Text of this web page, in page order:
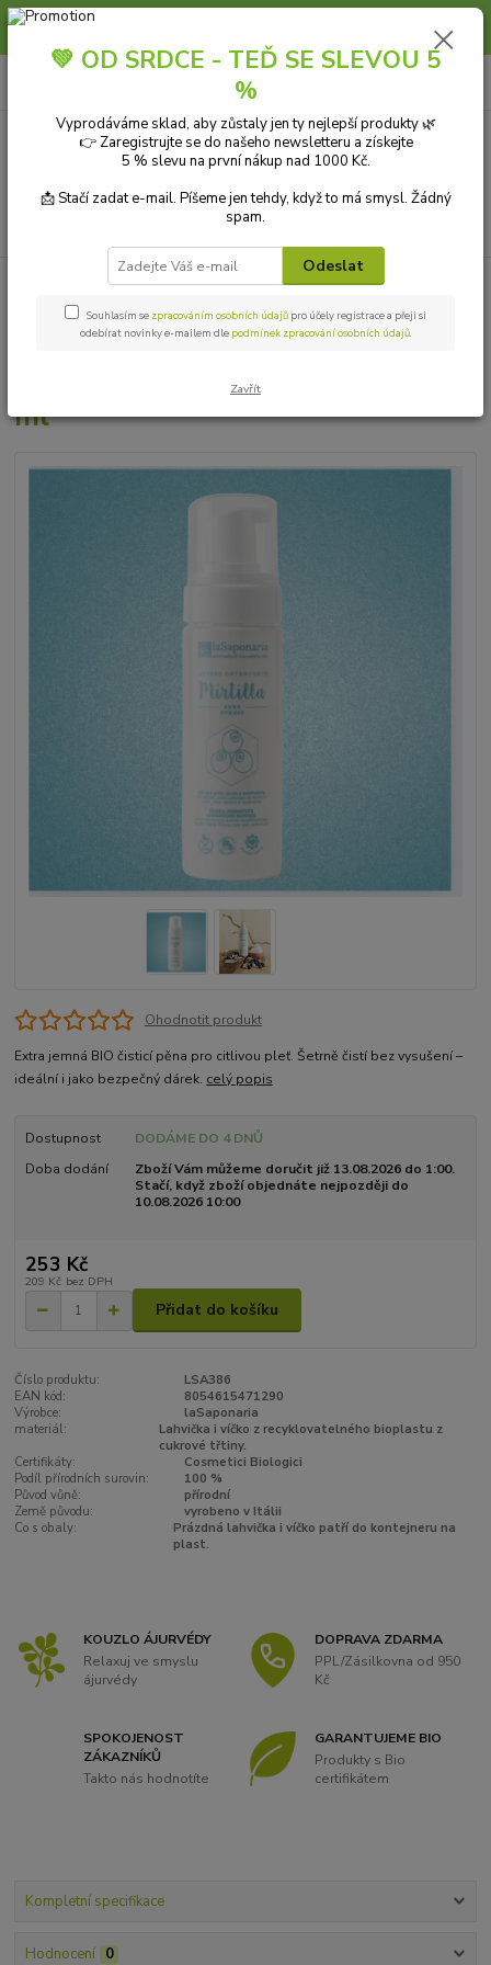
Slunce, koupání a horko dávají vlasům zabrat. Dopřejte jim šetrnou péči s
CZK
PŘÍRODNÍ KOSMETIKA
laSaponaria Čisticí pěna extra jemná pro
laSaponaria Čisticí pěna extra
jemná pro citlivou pleť BIO 150
ml
Ohodnotit produkt
Extra jemná BIO čisticí pěna pro citlivou pleť. Šetrně čistí bez vysušení –
ideální i jako bezpečný dárek. celý popis
Dostupnost
DODÁME DO 4 DNŮ
Doba dodání
Zboží Vám můžeme doručit již 13.08.2026 do 1:00.
Stačí, když zboží objednáte nejpozději do
10.08.2026 10:00
253 Kč
209 Kč bez DPH
Přidat do košíku
Číslo produktu:
LSA386
EAN kód:
8054615471290
Výrobce:
laSaponaria
materiál:
Lahvička i víčko z recyklovatelného bioplastu z
cukrové třtiny.
Certifikáty:
Cosmetici Biologici
Podíl přírodních surovin:
100 %
Původ vůně:
přírodní
Země původu:
vyrobeno v Itálii
Co s obaly:
Prázdná lahvička i víčko patří do kontejneru na
plast.
KOUZLO ÁJURVÉDY
Relaxuj ve smyslu
ájurvédy
DOPRAVA ZDARMA
PPL/Zásilkovna od 950
Kč
SPOKOJENOST
ZÁKAZNÍKŮ
Takto nás hodnotíte
GARANTUJEME BIO
Produkty s Bio
certifikátem
Kompletní specifikace
Hodnocení 0
💚 OD SRDCE - TEĎ SE SLEVOU 5
%
Vyprodáváme sklad, aby zůstaly jen ty nejlepší produkty 🌿
👉 Zaregistrujte se do našeho newsletteru a získejte
5 % slevu na první nákup nad 1000 Kč.
📩 Stačí zadat e-mail. Píšeme jen tehdy, když to má smysl. Žádný
spam.
Odeslat
Souhlasím se zpracováním osobních údajů pro účely registrace a přeji si
odebírat novinky e-mailem dle podmínek zpracování osobních údajů.
Zavřít